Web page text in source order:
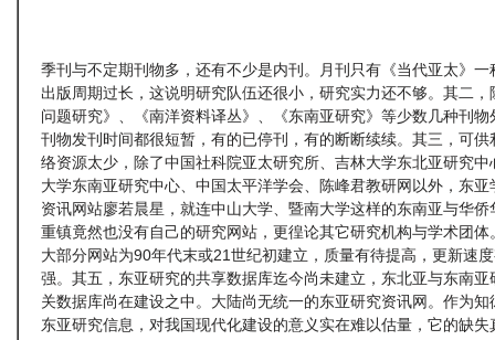
季刊与不定期刊物多，还有不少是内刊。月刊只有《当代亚太》一
出版周期过长，这说明研究队伍还很小，研究实力还不够。其二，
问题研究》、《南洋资料译丛》、《东南亚研究》等少数几种刊物
刊物发刊时间都很短暂，有的已停刊，有的断断续续。其三，可供
络资源太少，除了中国社科院亚太研究所、吉林大学东北亚研究中
大学东南亚研究中心、中国太平洋学会、陈峰君教研网以外，东亚
资讯网站廖若晨星，就连中山大学、暨南大学这样的东南亚与华侨
重镇竟然也没有自己的研究网站，更徨论其它研究机构与学术团体
大部分网站为90年代末或21世纪初建立，质量有待提高，更新速
强。其五，东亚研究的共享数据库迄今尚未建立，东北亚与东南亚
关数据库尚在建设之中。大陆尚无统一的东亚研究资讯网。作为知
东亚研究信息，对我国现代化建设的意义实在难以估量，它的缺失